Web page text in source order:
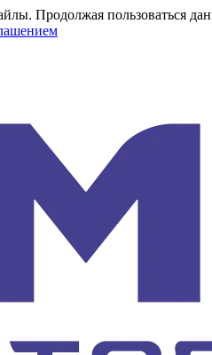
Продолжая пользоваться